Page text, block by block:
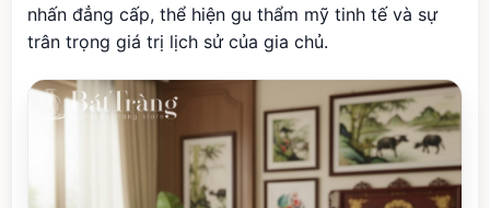
nhấn đẳng cấp, thể hiện gu thẩm mỹ tinh tế và sự
trân trọng giá trị lịch sử của gia chủ.